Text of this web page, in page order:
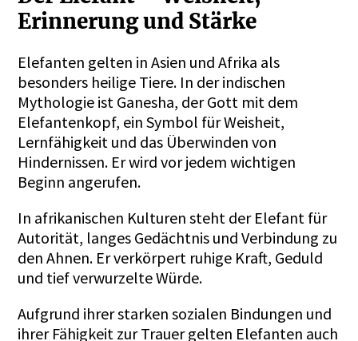
Erinnerung und Stärke
Elefanten gelten in Asien und Afrika als
besonders heilige Tiere. In der indischen
Mythologie ist Ganesha, der Gott mit dem
Elefantenkopf, ein Symbol für Weisheit,
Lernfähigkeit und das Überwinden von
Hindernissen. Er wird vor jedem wichtigen
Beginn angerufen.
In afrikanischen Kulturen steht der Elefant für
Autorität, langes Gedächtnis und Verbindung zu
den Ahnen. Er verkörpert ruhige Kraft, Geduld
und tief verwurzelte Würde.
Aufgrund ihrer starken sozialen Bindungen und
ihrer Fähigkeit zur Trauer gelten Elefanten auch